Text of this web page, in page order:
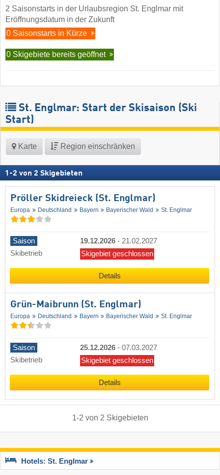
2 Saisonstarts in der Urlaubsregion St. Englmar mit
Eröffnungsdatum in der Zukunft
0 Saisonstarts in Kürze
0 Skigebiete bereits geöffnet
St. Englmar: Start der Skisaison (Ski
Start)
Karte Region einschränken
1 -2 von 2 Skigebieten
Pröller Skidreieck (St. Englmar)
Europa Deutschland Bayern Bayerischer Wald St. Englmar
Saison 19.12.2026 - 21.02.2027
Skibetrieb
Skigebiet geschlossen
Details
Grün-Maibrunn (St. Englmar)
Europa Deutschland Bayern Bayerischer Wald St. Englmar
Saison 25.12.2026 - 07.03.2027
Skibetrieb
Skigebiet geschlossen
Details
1-2 von 2 Skigebieten
Hotels: St. Englmar